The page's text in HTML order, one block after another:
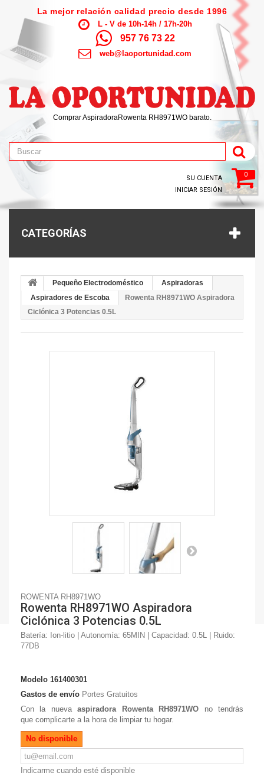
La mejor relación calidad precio desde 1996
L - V de 10h-14h / 17h-20h
957 76 73 22
web@laoportunidad.com
Comprar AspiradoraRowenta RH8971WO barato.
0
SU CUENTA
INICIAR SESIÓN
CATEGORÍAS
Pequeño Electrodoméstico
Aspiradoras
Aspiradores de Escoba
Rowenta RH8971WO Aspiradora
Ciclónica 3 Potencias 0.5L
ROWENTA RH8971WO
Rowenta RH8971WO Aspiradora
Ciclónica 3 Potencias 0.5L
Batería: Ion-litio | Autonomía: 65MIN | Capacidad: 0.5L | Ruido:
77DB
Modelo 161400301
Gastos de envío Portes Gratuitos
Con la nuevaaspiradora Rowenta RH8971WO no tendrás
que complicarte a la hora de limpiar tu hogar.
No disponible
Indicarme cuando esté disponible